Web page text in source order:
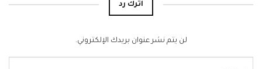
اترك رد
لن يتم نشر عنوان بريدك الإلكتروني.